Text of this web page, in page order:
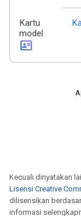
Kartu
model
id_card
Kecuali dinyatakan
Lisensi Creative
dilisensikan
informasi